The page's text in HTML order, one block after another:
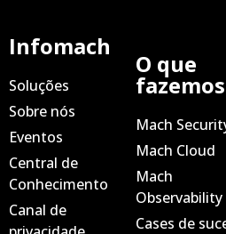
Infomach
Soluções
Sobre nós
Eventos
Central de
Conhecimento
Canal de
O que
fazemos
Mach
Mach Cloud
Mach
Observability
Cases de